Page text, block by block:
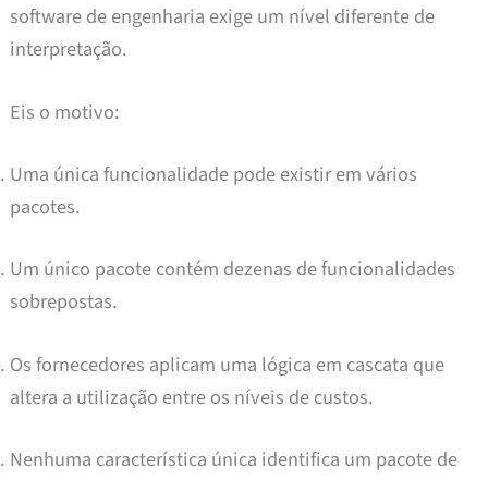
software de engenharia exige um nível diferente de
interpretação.
Eis o motivo:
Uma única funcionalidade pode existir em vários
pacotes.
Um único pacote contém dezenas de funcionalidades
sobrepostas.
Os fornecedores aplicam uma lógica em cascata que
altera a utilização entre os níveis de custos.
Nenhuma característica única identifica um pacote de